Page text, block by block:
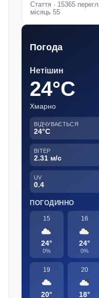
Стаття · 15365
місяць 55
Погода
Нетішин
24°C
Хмарно
ВІДЧУВАЄТЬСЯ
24°C
ВІТЕР
2.31 м/с
UV
0.4
ПОГОДИННО
15
24°
0%
16
24°
0%
19
20°
20
18°